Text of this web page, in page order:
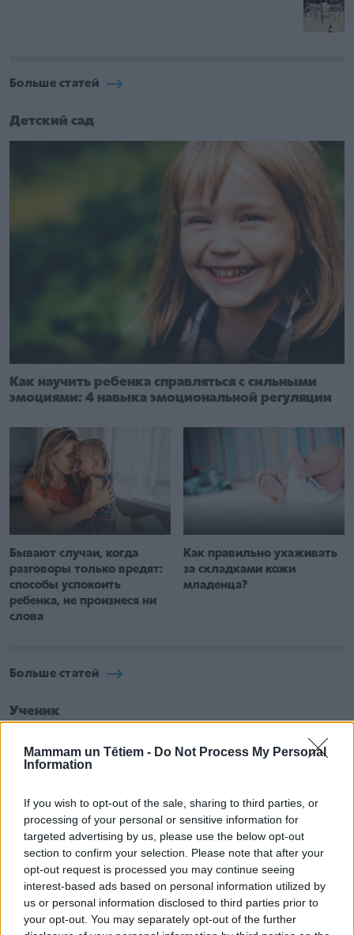
Mammam un Tētiem - Do Not Process My Personal
Information
If you wish to opt-out of the sale, sharing to third parties, or
processing of your personal or sensitive information for
targeted advertising by us, please use the below opt-out
section to confirm your selection. Please note that after your
opt-out request is processed you may continue seeing
interest-based ads based on personal information utilized by
us or personal information disclosed to third parties prior to
your opt-out. You may separately opt-out of the further
Больше статей
Детский сад
Как научить ребенка справляться с сильными
эмоциями: 4 навыка эмоциональной регуляции
Бывают случаи, когда
разговоры только вредят:
способы успокоить
ребенка, не произнеся ни
слова
Как правильно ухаживать
за складками кожи
младенца?
Больше статей
Ученик